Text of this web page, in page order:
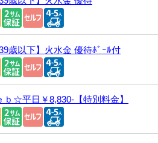
歳以下】火水金 優待ﾎﾞｰﾙ付
ｂ☆平日￥8,830-【特別料金】